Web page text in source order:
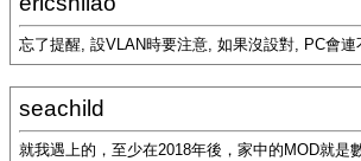
忘了提醒, 設VLAN時要注意, 如果沒設對, PC會
seachild
就我遇上的，至少在2018年後，家中的MOD就是